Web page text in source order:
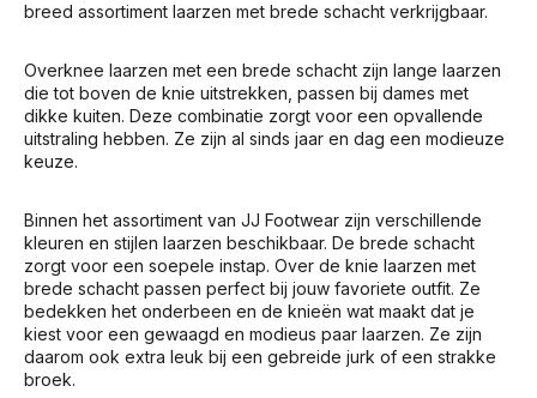
breed assortiment laarzen met brede schacht verkrijgbaar.
Overknee laarzen met een brede schacht zijn lange laarzen
die tot boven de knie uitstrekken, passen bij dames met
dikke kuiten. Deze combinatie zorgt voor een opvallende
uitstraling hebben. Ze zijn al sinds jaar en dag een modieuze
keuze.
Binnen het assortiment van JJ Footwear zijn verschillende
kleuren en stijlen laarzen beschikbaar. De brede schacht
zorgt voor een soepele instap. Over de knie laarzen met
brede schacht passen perfect bij jouw favoriete outfit. Ze
bedekken het onderbeen en de knieën wat maakt dat je
kiest voor een gewaagd en modieus paar laarzen. Ze zijn
daarom ook extra leuk bij een gebreide jurk of een strakke
broek.